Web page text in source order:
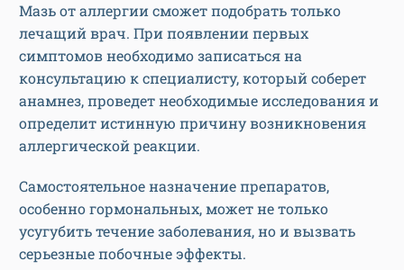
Мазь от аллергии сможет подобрать только
лечащий врач. При появлении первых
симптомов необходимо записаться на
консультацию к специалисту, который соберет
анамнез, проведет необходимые исследования и
определит истинную причину возникновения
аллергической реакции.
Самостоятельное назначение препаратов,
особенно гормональных, может не только
усугубить течение заболевания, но и вызвать
серьезные побочные эффекты.